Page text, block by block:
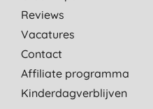
Reviews
Vacatures
Contact
Affiliate programma
Kinderdagverblijven